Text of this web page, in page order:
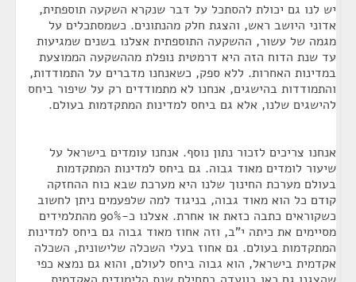
יש לנו גם יכולת להסתכל על דבר שנקרא השקעה תוספתית,
אדוני היושב ראש, והצגת חלק מהנתונים. כשמסתכלים על
מגמה של עשור, ההשקעה התוספתית אצלנו בשנים שמגיעות
עד שנת הדוח הזה היא דרמטית נופלת מההשקעה הממוצעת
במדינות האחרות. ללא ספק, כשאנחנו מדברים על התמודדות,
והתמודדות בהישגים, אנחנו לא מתמודדים רק על שיפור ביחס
להישגים שלנו, אלא גם ביחס למדינות המתקדמות בעולם.
אנחנו צריכים לזכור נתון נוסף. אנחנו עומדים בישראל על
שיעור לומדים מאוד גבוה. גם ביחס למדינות המתקדמות
בעולם מערכת החינוך שלנו היא מערכת שבא כוח ההחזקה
קודם כל הוא מאוד גבוה, בניגוד למה שלפעמים ניתן לחשוב
כשקוראים כתבה כזאת או אחרת. אצלנו כ-90% מהתלמידים
מסיימים את כיתה י"ב, וזה אחוז מאוד גבוה גם ביחס למדינות
המתקדמות בעולם. גם אחוז בעלי השכלה שלישונית, השכלה
אקדמית בישראל, הוא גבוה ביחס לעולם, והוא גם נמצא כפי